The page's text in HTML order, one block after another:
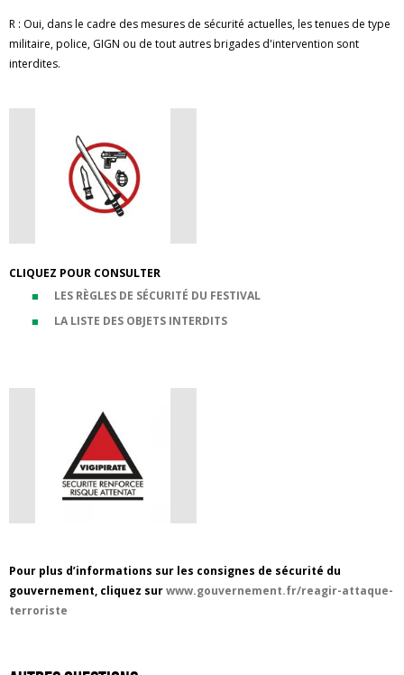
R : Oui, dans le cadre des mesures de sécurité actuelles, les tenues de type
militaire, police, GIGN ou de tout autres brigades d'intervention sont
interdites.
CLIQUEZ POUR CONSULTER
LES RÈGLES DE SÉCURITÉ DU FESTIVAL
LA LISTE DES OBJETS INTERDITS
Pour plus d’informations sur les consignes de sécurité du
gouvernement, cliquez surwww.gouvernement.fr/reagir-attaque-
terroriste